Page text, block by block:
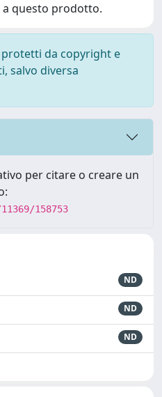
a questo prodotto.
da copyright e
salvo diversa
per citare o creare un
158753
ND
ND
ND